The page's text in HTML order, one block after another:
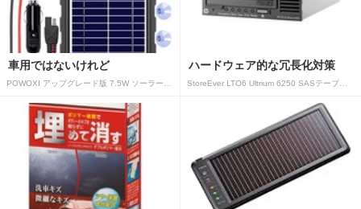
車用ではないけれど ハードウェア的な冗長化対策
StoreEver LTO6 Ultrium 6250 SASテープドライブ(内蔵型)